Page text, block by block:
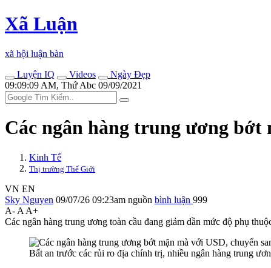
Xã Luận
xã hội luận bàn
Luyện IQ
Videos
Ngày Đẹp
09:09:09 AM, Thứ Abc 09/09/2021
Các ngân hàng trung ương bớt
Kinh Tế
Thị trường Thế Giới
VN EN
Sky Nguyen 09/07/26 09:23am nguồn bình luận 999
A- A A+
Các ngân hàng trung ương toàn cầu đang giảm dần mức độ phụ
Bất an trước các rủi ro địa chính trị, nhiều ngân hàng trung